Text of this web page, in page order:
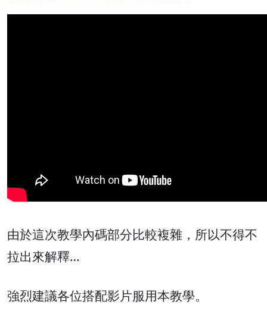
由於這次教學內碼部分比較複雜，所以不得不
拉出來解釋…
強烈建議各位搭配影片服用本教學。